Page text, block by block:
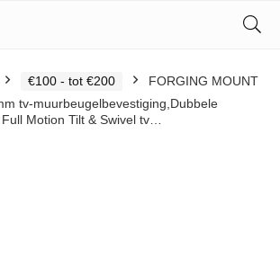
€100 - tot €200
FORGING MOUNT
tv-muurbeugelbevestiging,Dubbele
Motion Tilt & Swivel tv…